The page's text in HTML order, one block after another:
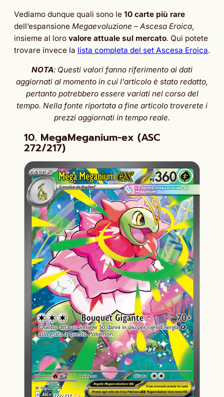
Vediamo dunque quali sono le 10 carte più rare
dell’espansione Megaevoluzione – Ascesa Eroica,
insieme al loro valore attuale sul mercato. Qui potete
trovare invece la lista completa del set Ascesa Eroica.
NOTA: Questi valori fanno riferimento ai dati
aggiornati al momento in cui l’articolo è stato redatto,
pertanto potrebbero essere variati nel corso del
tempo. Nella fonte riportata a fine articolo troverete i
prezzi aggiornati in tempo reale.
10. MegaMeganium-ex (ASC
272/217)